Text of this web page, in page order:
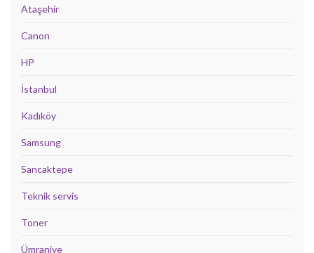
Ataşehir
Canon
HP
İstanbul
Kadıköy
Samsung
Sancaktepe
Teknik servis
Toner
Ümraniye